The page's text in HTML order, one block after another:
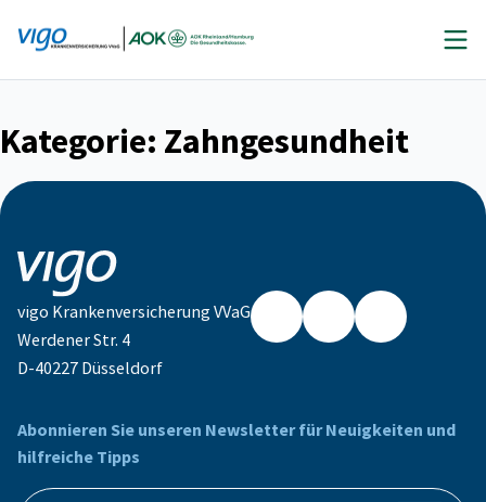
Inhalt
Kategorie: Zahngesundheit
vigo Krankenversicherung VVaG
Werdener Str. 4
D-40227 Düsseldorf
Abonnieren Sie unseren Newsletter für Neuigkeiten und
hilfreiche Tipps